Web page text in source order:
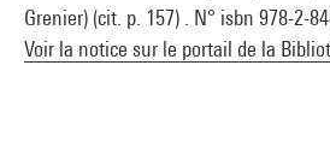
Grenier) (cit. p. 157) . N° isbn 978-2-
Voir la notice sur le portail de la